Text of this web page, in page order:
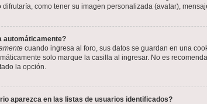
como tener su imagen personalizada (avatar),
automáticamente?
cuando ingresa al foro, sus datos se guardan en una
solo marque la casilla al ingresar. No es
la opción.
aparezca en las listas de usuarios identificados?